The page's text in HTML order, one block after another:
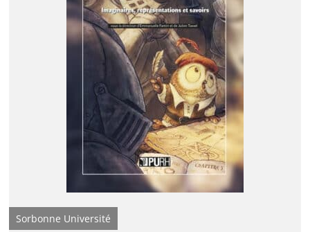
Sorbonne Université